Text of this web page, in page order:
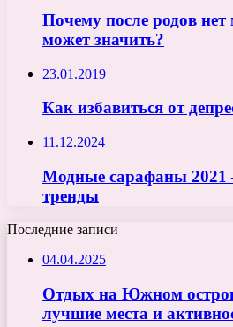
Почему после родов нет
может значить?
23.01.2019
Как избавиться от
11.12.2024
Модные сарафаны
тренды
Последние записи
04.04.2025
Отдых на Южном
лучшие места и